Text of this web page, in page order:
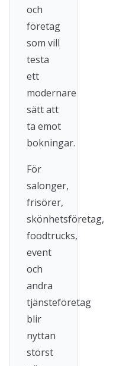
och
företag
som vill
testa
ett
modernare
sätt att
ta emot
bokningar.
För
salonger,
frisörer,
skönhetsföretag,
foodtrucks,
event
och
andra
tjänsteföretag
blir
nyttan
störst